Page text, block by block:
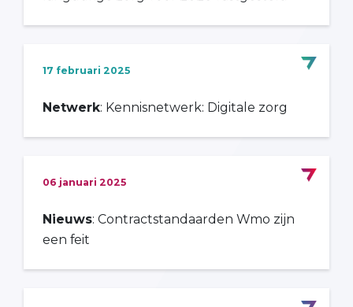
17 februari 2025
Netwerk: Kennisnetwerk: Digitale zorg
06 januari 2025
Nieuws: Contractstandaarden Wmo zijn
een feit